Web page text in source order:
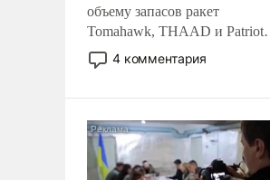
объему запасов ракет
Tomahawk, THAAD и Patriot
США потребуется более трех
лет. Даже небольшая война с
Сложившаяся ситуация
означает многолетний период
уязвимости США, например,
4 комментария